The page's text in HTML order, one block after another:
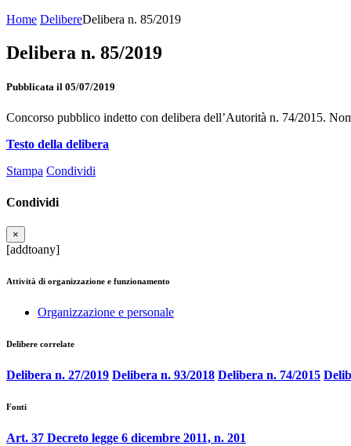
Home DelibereDelibera n. 85/2019
Delibera n. 85/2019
Pubblicata il 05/07/2019
Concorso pubblico indetto con delibera dell’Autorità n. 74/2015.
Testo della delibera
Stampa Condividi
Condividi
×
[addtoany]
Attività di organizzazione e funzionamento
Organizzazione e personale
Delibere correlate
Delibera n. 27/2019 Delibera n. 93/2018 Delibera n. 74/2015
Fonti
Art. 37 Decreto legge 6 dicembre 2011, n. 201